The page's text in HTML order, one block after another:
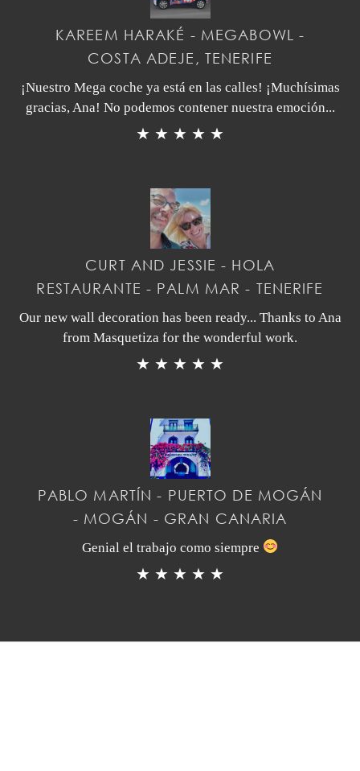
KAREEM HARAKÉ - MEGABOWL -
COSTA ADEJE, TENERIFE
¡Nuestro Mega coche ya está en las calles! ¡Muchísimas
gracias, Ana! No podemos contener nuestra emoción...
★ ★ ★ ★ ★
CURT AND JESSIE - HOLA
RESTAURANTE - PALM MAR - TENERIFE
Our new wall decoration has been ready... Thanks to Ana
from Masquetiza for the wonderful work.
★ ★ ★ ★ ★
PABLO MARTÍN - PUERTO DE MOGÁN
- MOGÁN - GRAN CANARIA
Genial el trabajo como siempre
★ ★ ★ ★ ★